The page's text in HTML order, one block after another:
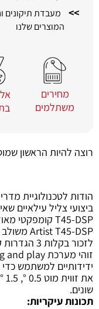
>>
מעבדת תיקונים
המוצרים שלנו
מחירים
משתלמים
רוצה להיות הראשון
ביצועי צליל עילאיים
T45-DSP קומפקטי מאוד וקל משקל, אך עם SPL גבוה מאוד.
לזכור
ידידותיים למשתמש
שונים.
תכונות עיקריות: